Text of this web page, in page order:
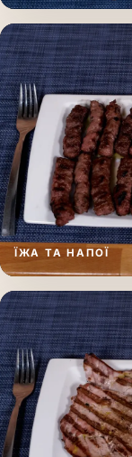
ЇЖА ТА НАПОЇ